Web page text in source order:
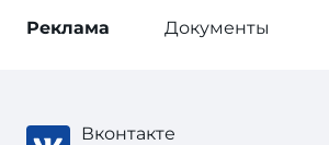
Реклама Документы
Вконтакте